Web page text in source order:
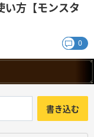
い方【モンスタ
0
書き込む